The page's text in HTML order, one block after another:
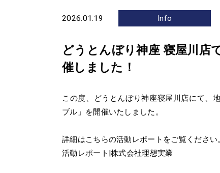
2026.01.19 Info
どうとんぼり神座 寝屋川店
催しました！
この度、どうとんぼり神座寝屋川店にて、
ブル」を開催いたしました。
詳細はこちらの活動レポートをご覧ください
活動レポート|株式会社理想実業